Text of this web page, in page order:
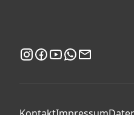
Instagram
Facebook
YouTubeWhatsApp